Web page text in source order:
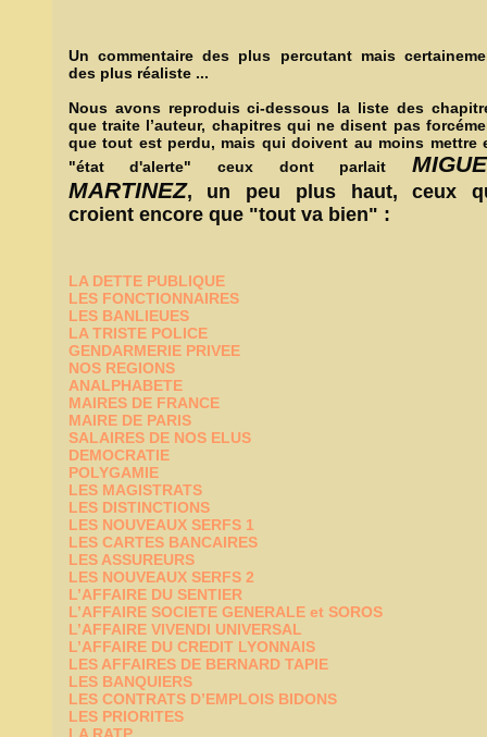
Un commentaire des plus percutant mais
des plus réaliste ...
Nous avons reproduis ci-dessous la liste des
que traite l’auteur, chapitres qui ne disent pas
que tout est perdu, mais qui doivent au moins mettre
"état d'alerte" ceux dont parlait
MARTINEZ, un peu plus haut, ceux
croient encore que "tout va bien" :
LA DETTE PUBLIQUE
LES FONCTIONNAIRES
LES BANLIEUES
LA TRISTE POLICE
GENDARMERIE PRIVEE
NOS REGIONS
ANALPHABETE
MAIRES DE FRANCE
MAIRE DE PARIS
SALAIRES DE NOS ELUS
DEMOCRATIE
POLYGAMIE
LES MAGISTRATS
LES DISTINCTIONS
LES NOUVEAUX SERFS 1
LES CARTES BANCAIRES
LES ASSUREURS
LES NOUVEAUX SERFS 2
L’AFFAIRE DU SENTIER
L’AFFAIRE SOCIETE GENERALE et SOROS
L’AFFAIRE VIVENDI UNIVERSAL
L’AFFAIRE DU CREDIT LYONNAIS
LES AFFAIRES DE BERNARD TAPIE
LES BANQUIERS
LES CONTRATS D’EMPLOIS BIDONS
LES PRIORITES